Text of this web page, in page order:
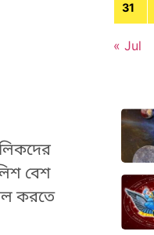
বেশ
করতে
31
« Jul